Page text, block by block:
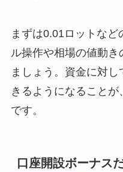
まずは0.01ロットな
ル操作や相場の値動き
ましょう。資金に対
きるようになること
です。
口座開設ボーナス